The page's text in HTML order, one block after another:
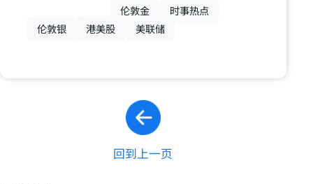
伦敦金
时事热点
伦敦银
港美股 美联储
回到上一页